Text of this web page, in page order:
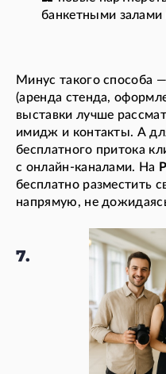
банкетными залами
Минус такого способа
(аренда стенда,
выставки лучше
имидж и контакты. А
бесплатного притока
с онлайн-каналами. На
бесплатно разместить
напрямую, не
7.